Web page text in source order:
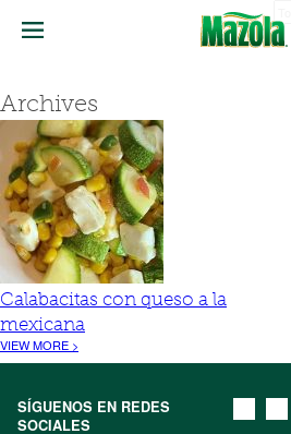
Archives
Calabacitas con queso a la
mexicana
VIEW MORE >
SÍGUENOS EN REDES
SOCIALES